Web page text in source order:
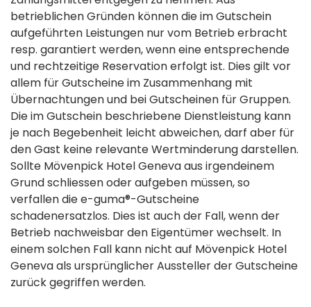
betrieblichen Gründen können die im Gutschein
aufgeführten Leistungen nur vom Betrieb erbracht
resp. garantiert werden, wenn eine entsprechende
und rechtzeitige Reservation erfolgt ist. Dies gilt vor
allem für Gutscheine im Zusammenhang mit
Übernachtungen und bei Gutscheinen für Gruppen.
Die im Gutschein beschriebene Dienstleistung kann
je nach Begebenheit leicht abweichen, darf aber für
den Gast keine relevante Wertminderung darstellen.
Sollte Mövenpick Hotel Geneva aus irgendeinem
Grund schliessen oder aufgeben müssen, so
verfallen die e-guma®-Gutscheine
schadenersatzlos. Dies ist auch der Fall, wenn der
Betrieb nachweisbar den Eigentümer wechselt. In
einem solchen Fall kann nicht auf Mövenpick Hotel
Geneva als ursprünglicher Aussteller der Gutscheine
zurück gegriffen werden.